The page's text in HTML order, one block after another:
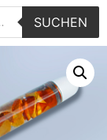
SUCHEN